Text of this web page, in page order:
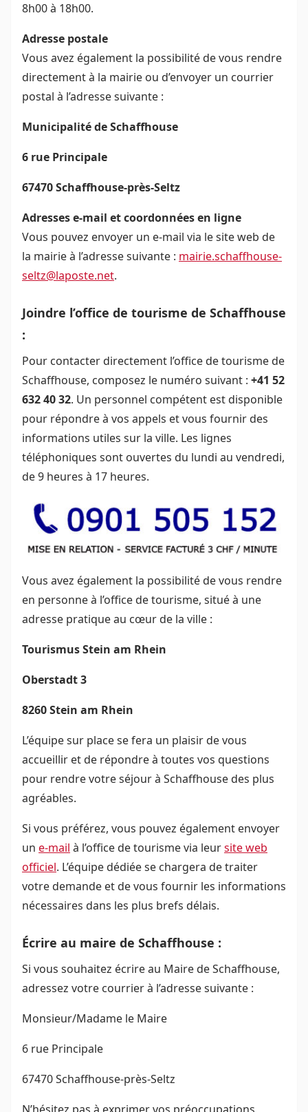
8h00 à 18h00.
Adresse postale
Vous avez également la possibilité de vous rendre
directement à la mairie ou d’envoyer un courrier
postal à l’adresse suivante :
Municipalité de Schaffhouse
6 rue Principale
67470 Schaffhouse-près-Seltz
Adresses e-mail et coordonnées en ligne
Vous pouvez envoyer un e-mail via le site web de
la mairie à l’adresse suivante : mairie.schaffhouse-
seltz@laposte.net.
Joindre l’office de tourisme de Schaffhouse
:
Pour contacter directement l’office de tourisme de
Schaffhouse, composez le numéro suivant : +41 52
632 40 32. Un personnel compétent est disponible
pour répondre à vos appels et vous fournir des
informations utiles sur la ville. Les lignes
téléphoniques sont ouvertes du lundi au vendredi,
de 9 heures à 17 heures.
Vous avez également la possibilité de vous rendre
en personne à l’office de tourisme, situé à une
adresse pratique au cœur de la ville :
Tourismus Stein am Rhein
Oberstadt 3
8260 Stein am Rhein
L’équipe sur place se fera un plaisir de vous
accueillir et de répondre à toutes vos questions
pour rendre votre séjour à Schaffhouse des plus
agréables.
Si vous préférez, vous pouvez également envoyer
un e-mail à l’office de tourisme via leursite web
officiel. L’équipe dédiée se chargera de traiter
votre demande et de vous fournir les informations
nécessaires dans les plus brefs délais.
Écrire au maire de Schaffhouse :
Si vous souhaitez écrire au Maire de Schaffhouse,
adressez votre courrier à l’adresse suivante :
Monsieur/Madame le Maire
6 rue Principale
67470 Schaffhouse-près-Seltz